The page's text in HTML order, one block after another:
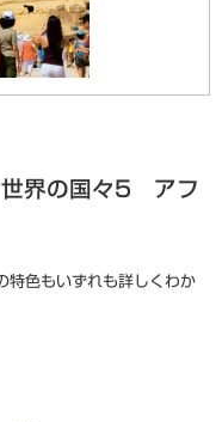
界の国々5 アフ
特色もいずれも詳しくわか